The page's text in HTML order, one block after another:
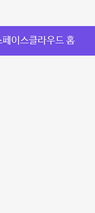
페이스클라우드 홈